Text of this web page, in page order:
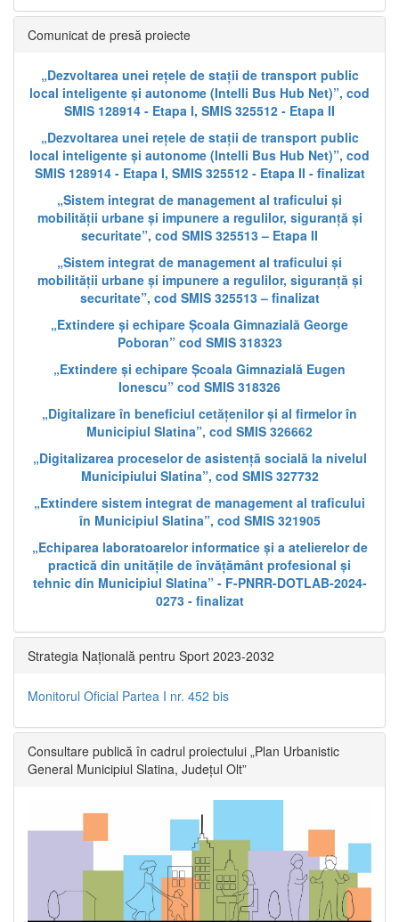
Comunicat de presă proiecte
„Dezvoltarea unei rețele de stații de transport public
local inteligente și autonome (Intelli Bus Hub Net)”, cod
SMIS 128914 - Etapa I, SMIS 325512 - Etapa II
„Dezvoltarea unei rețele de stații de transport public
local inteligente și autonome (Intelli Bus Hub Net)”, cod
SMIS 128914 - Etapa I, SMIS 325512 - Etapa II - finalizat
„Sistem integrat de management al traficului și
mobilității urbane și impunere a regulilor, siguranță și
securitate”, cod SMIS 325513 – Etapa II
„Sistem integrat de management al traficului și
mobilității urbane și impunere a regulilor, siguranță și
securitate”, cod SMIS 325513 – finalizat
„Extindere și echipare Școala Gimnazială George
Poboran” cod SMIS 318323
„Extindere și echipare Școala Gimnazială Eugen
Ionescu” cod SMIS 318326
„Digitalizare în beneficiul cetățenilor și al firmelor în
Municipiul Slatina”, cod SMIS 326662
„Digitalizarea proceselor de asistență socială la nivelul
Municipiului Slatina”, cod SMIS 327732
„Extindere sistem integrat de management al traficului
în Municipiul Slatina”, cod SMIS 321905
„Echiparea laboratoarelor informatice și a atelierelor de
practică din unitățile de învățământ profesional și
tehnic din Municipiul Slatina” - F-PNRR-DOTLAB-2024-
0273 - finalizat
Strategia Națională pentru Sport 2023-2032
Monitorul Oficial Partea I nr. 452 bis
Consultare publică în cadrul proiectului „Plan Urbanistic
General Municipiul Slatina, Județul Olt”